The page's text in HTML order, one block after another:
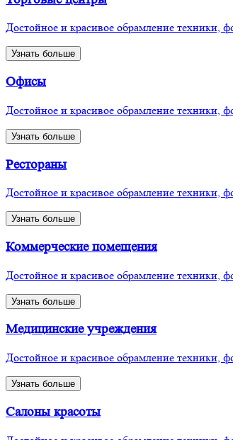
Достойное и красивое обрамление техники,
Узнать больше
Офисы
Достойное и красивое обрамление техники,
Узнать больше
Рестораны
Достойное и красивое обрамление техники,
Узнать больше
Коммерческие помещения
Достойное и красивое обрамление техники,
Узнать больше
Медицинские учреждения
Достойное и красивое обрамление техники,
Узнать больше
Салоны красоты